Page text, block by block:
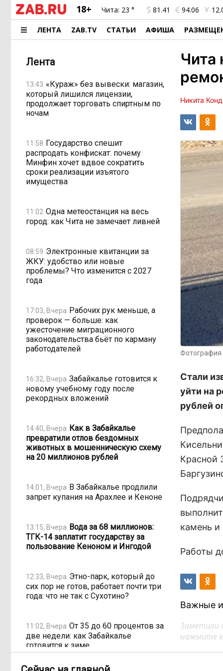
18+ Чита: 23 ° 81.41 94.06
ЛЕНТА ZAB.TV СТАТЬИ АФИША
Лента
13:43 «Кураж» без вывески: магазин,
который лишился лицензии,
продолжает торговать спиртным по
ночам
11:58 Государство спешит
распродать конфискат: почему
Минфин хочет вдвое сократить
сроки реализации изъятого
имущества
11:02 Одна метеостанция на весь
город: как Чита не замечает ливней
08:59 Электронные квитанции за
ЖКУ: удобство или новые
проблемы? Что изменится с 2027
года
17:03, Вчера Рабочих рук меньше, а
проверок — больше: как
ужесточение миграционного
законодательства бьёт по карману
работодателей
16:32, Вчера Забайкалье готовится к
новому учебному году после
рекордных вложений
14:40, Вчера Как в Забайкалье
превратили отлов бездомных
животных в мошенническую схему
на 20 миллионов рублей
14:01, Вчера В Забайкалье продлили
запрет купания на Арахлее и Кеноне
13:15, Вчера Вода за 68 миллионов:
ТГК-14 заплатит государству за
пользование Кеноном и Ингодой
12:33, Вчера Этно-парк, который до
сих пор не готов, работает почти три
года: что не так с Сухотино?
11:02, Вчера От 35 до 60 процентов за
две недели: как Забайкалье
готовится к зиме
Чита
Никита
Фотография
Стали
уйти на
рублей
Красной
камень и
Работы
Важные
Заметили
нажмите